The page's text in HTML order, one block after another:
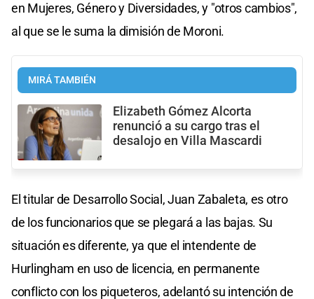
en Mujeres, Género y Diversidades, y "otros cambios",
al que se le suma la dimisión de Moroni.
MIRÁ TAMBIÉN
Elizabeth Gómez Alcorta
renunció a su cargo tras el
desalojo en Villa Mascardi
El titular de Desarrollo Social, Juan Zabaleta, es otro
de los funcionarios que se plegará a las bajas. Su
situación es diferente, ya que el intendente de
Hurlingham en uso de licencia, en permanente
conflicto con los piqueteros, adelantó su intención de